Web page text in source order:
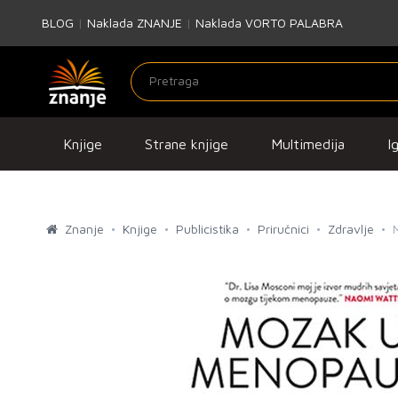
BLOG | Naklada ZNANJE | Naklada VORTO PALABRA
Knjige Strane knjige Multimedija
Znanje Knjige Publicistika Priručnici Zdravlje